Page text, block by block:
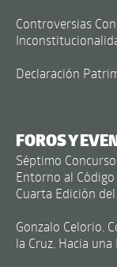
Controversias
Declaración
FOROS Y
Séptimo
Entorno al
Cuarta Edición
Gonzalo Celorio.
la Cruz. Hacia